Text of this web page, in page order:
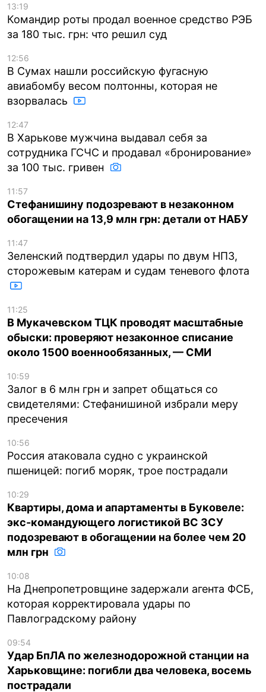
13:19
Командир роты продал военное средство РЭБ
за 180 тыс. грн: что решил суд
12:56
В Сумах нашли российскую фугасную
авиабомбу весом полтонны, которая не
взорвалась
12:47
В Харькове мужчина выдавал себя за
сотрудника ГСЧС и продавал «бронирование»
за 100 тыс. гривен
11:57
Стефанишину подозревают в незаконном
обогащении на 13,9 млн грн: детали от НАБУ
11:47
Зеленский подтвердил удары по двум НПЗ,
сторожевым катерам и судам теневого флота
11:25
В Мукачевском ТЦК проводят масштабные
обыски: проверяют незаконное списание
около 1500 военнообязанных, — СМИ
10:59
Залог в 6 млн грн и запрет общаться со
свидетелями: Стефанишиной избрали меру
пресечения
10:56
Россия атаковала судно с украинской
пшеницей: погиб моряк, трое пострадали
10:29
Квартиры, дома и апартаменты в Буковеле:
экс-командующего логистикой ВС ЗСУ
подозревают в обогащении на более чем 20
млн грн
10:08
На Днепропетровщине задержали агента ФСБ,
которая корректировала удары по
Павлоградскому району
09:54
Удар БпЛА по железнодорожной станции на
Харьковщине: погибли два человека, восемь
пострадали